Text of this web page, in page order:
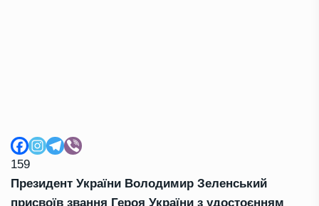
159
Президент України Володимир Зеленський
присвоїв звання Героя України з удостоєнням